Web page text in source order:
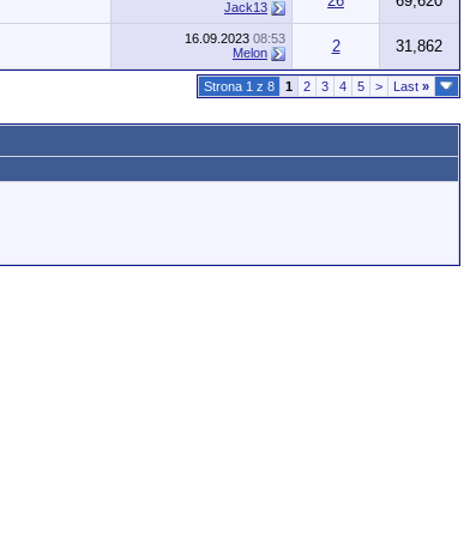
Jack13
16.09.2023 08:53
Melon
2 31,862
Strona 1 z 8 1 2 3 4 5 > Last »